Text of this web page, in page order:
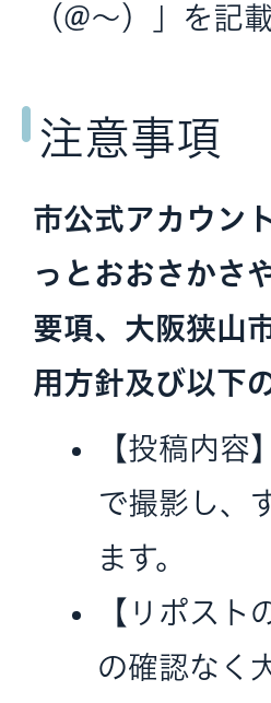
（@～）」を記
注意事項
市公式アカウン
っとおおさかさ
要項、大阪狭山
用方針及び以下
【投稿内容
で撮影し、
ます。
【リポスト
の確認なく